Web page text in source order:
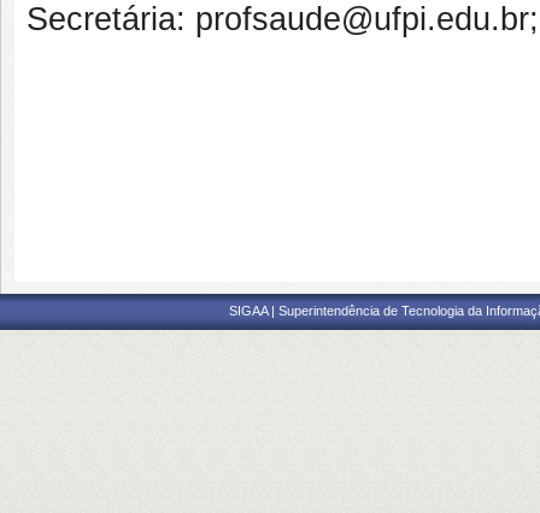
Secretária: profsaude@ufpi.edu.br
SIGAA | Superintendência de Tecnologia da